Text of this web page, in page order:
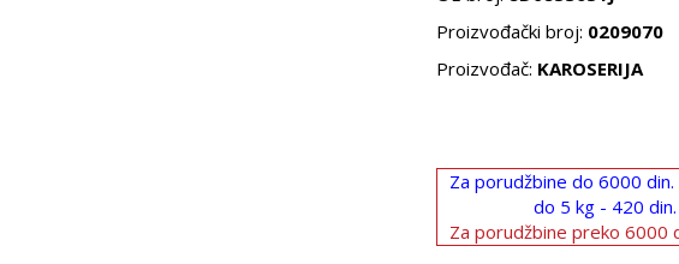
Proizvođački broj: 0209070
Proizvođač: KAROSERIJA
Za porudžbine do 6000
do 5 kg - 420
Za porudžbine preko 6000